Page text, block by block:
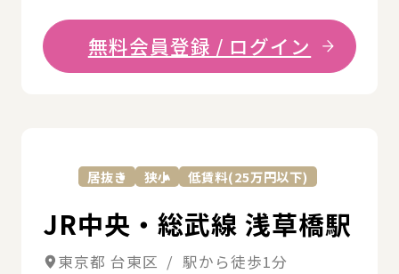
無料会員登録 / ログイン
居抜き 狭小 低賃料(25万円以下)
JR中央・総武線 浅草橋駅
東京都 台東区 / 駅から徒歩1分